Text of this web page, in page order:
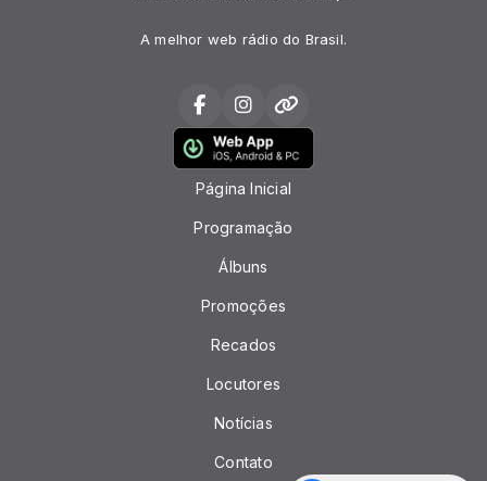
A melhor web rádio do Brasil.
Página Inicial
Programação
Álbuns
Promoções
Recados
Locutores
Notícias
Contato